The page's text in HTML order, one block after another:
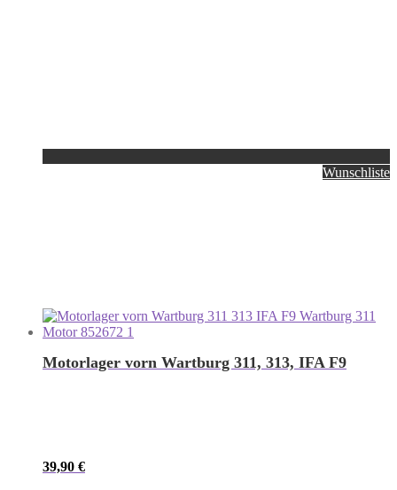
Wunschliste
Motorlager vorn Wartburg 311, 313, IFA F9
39,90 €